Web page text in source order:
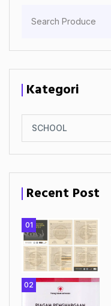
Kategori
SCHOOL
Recent Post
01
02